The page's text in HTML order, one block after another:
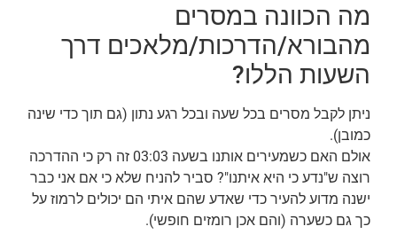
מה הכוונה במסרים
מהבורא/הדרכות/מלאכים דרך
השעות הללו?
ניתן לקבל מסרים בכל שעה ובכל רגע נתון (גם תוך כדי שינה
כמובן).
אולם האם כשמעירים אותנו בשעה 03:03 זה רק כי ההדרכה
רוצה ש"נדע כי היא איתנו"? סביר להניח שלא כי אם אני כבר
ישנה מדוע להעיר כדי שאדע שהם איתי הם יכולים לרמוז על
כך גם כשערה (והם אכן רומזים חופשי).